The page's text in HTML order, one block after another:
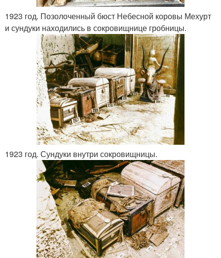
1923 год. Позолоченный бюст Небесной коровы Мехурт
и сундуки находились в сокровищнице гробницы.
1923 год. Сундуки внутри сокровищницы.